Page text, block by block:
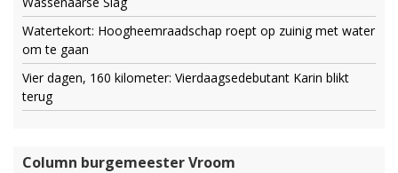
Watertekort: Hoogheemraadschap roept op zuinig met water
om te gaan
Vier dagen, 160 kilometer: Vierdaagsedebutant Karin blikt
terug
Column burgemeester Vroom